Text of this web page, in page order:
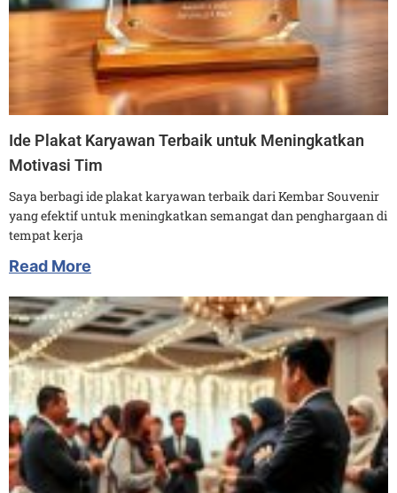
Ide Plakat Karyawan Terbaik untuk Meningkatkan
Motivasi Tim
Saya berbagi ide plakat karyawan terbaik dari Kembar Souvenir
yang efektif untuk meningkatkan semangat dan penghargaan di
tempat kerja
Read More